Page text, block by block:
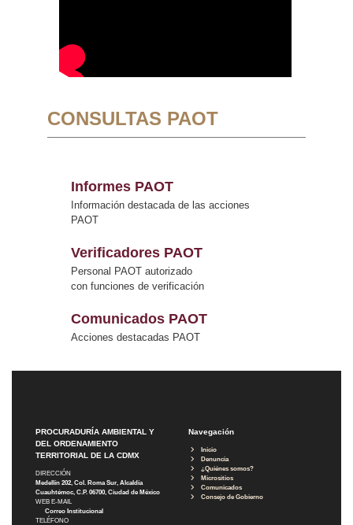
CONSULTAS PAOT
Informes PAOT
Información destacada de las acciones
PAOT
Verificadores PAOT
Personal PAOT autorizado
con funciones de verificación
Comunicados PAOT
Acciones destacadas PAOT
PROCURADURÍA AMBIENTAL Y
DEL ORDENAMIENTO
TERRITORIAL DE LA CDMX
DIRECCIÓN
Medellín 202, Col. Roma Sur, Alcaldía
Cuauhtémoc, C.P. 06700, Ciudad de México
WEB E-MAIL
Correo Institucional
TELÉFONO
Navegación
Inicio
Denuncia
¿Quiénes somos?
Micrositios
Comunicados
Consejo de Gobierno